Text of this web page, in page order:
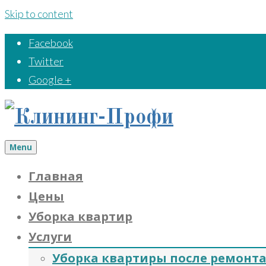
Skip to content
Facebook
Twitter
Google +
Menu
Главная
Цены
Уборка квартир
Услуги
Уборка квартиры после ремонта